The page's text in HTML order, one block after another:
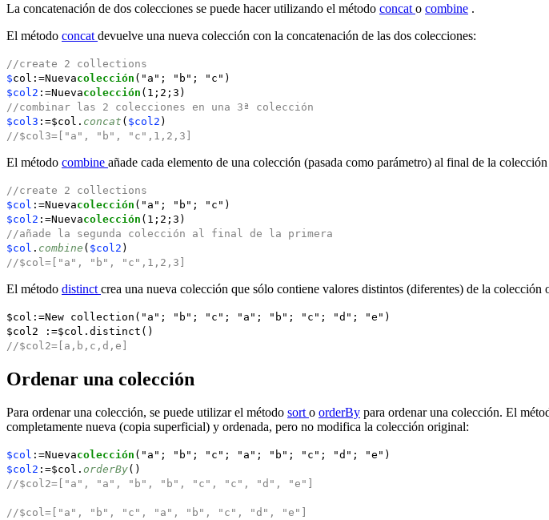
La concatenación de dos colecciones se puede hacer utilizando el método concat o combine .
El método concat devuelve una nueva colección con la concatenación de las dos colecciones:
//create 2 collections
$col:=Nuevacolección ("a"; "b"; "c")
$col2 :=Nuevacolección (1;2;3)
//combinar las 2 colecciones en una 3ª colección
$col3 :=$col. concat ( $col2 )
//$col3=["a", "b", "c",1,2,3]
El método combine añade cada elemento de una colección (pasada como parámetro) al final de la
//create 2 collections
$col :=Nuevacolección ("a"; "b"; "c")
$col2 :=Nuevacolección (1;2;3)
//añade la segunda colección al final de la primera
$col . combine ( $col2 )
//$col=["a", "b", "c",1,2,3]
El método distinct crea una nueva colección que sólo contiene valores distintos (diferentes) de la colección
$col :=New collection ("a"; "b"; "c"; "a"; "b"; "c"; "d"; "e")
$col2 :=$col . distinct ()
//$col2=[a,b,c,d,e]
Ordenar una colección
Para ordenar una colección, se puede utilizar el método sort o orderBy para ordenar una colección. El
completamente nueva (copia superficial) y ordenada, pero no modifica la colección original:
$col :=Nuevacolección ("a"; "b"; "c"; "a"; "b"; "c"; "d"; "e")
$col2 :=$col. orderBy()
//$col2=["a", "a", "b", "b", "c", "c", "d", "e"]
//$col=["a", "b", "c", "a", "b", "c", "d", "e"]